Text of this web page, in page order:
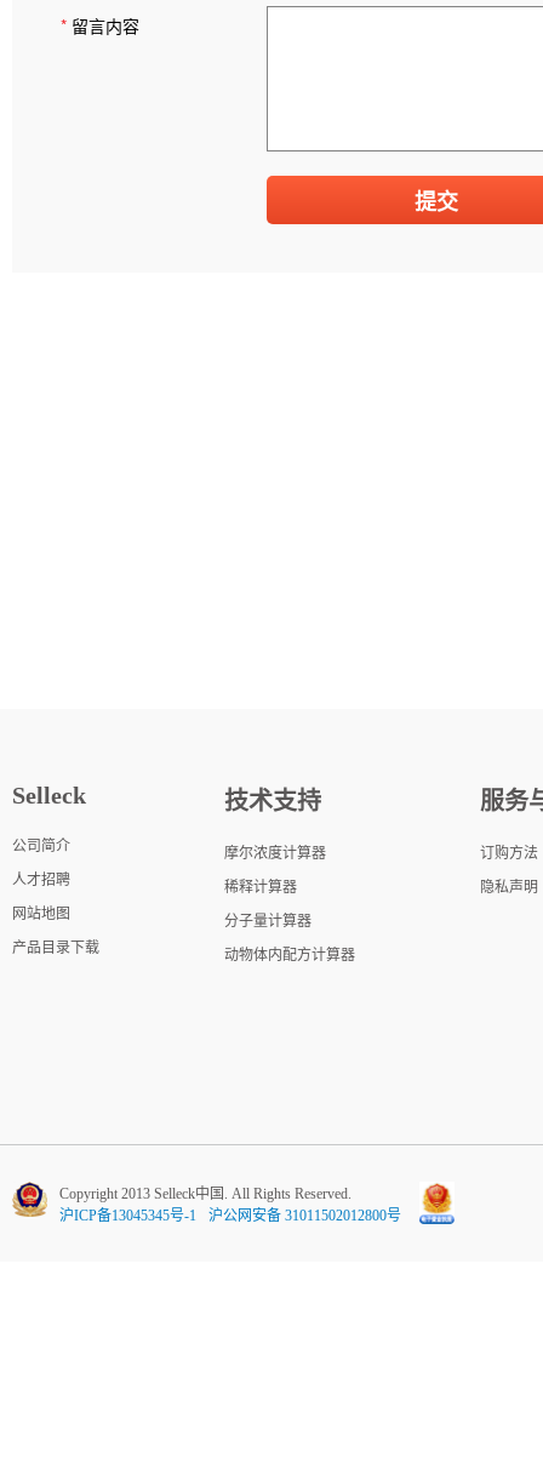
* 留言内容
Selleck
公司简介
人才招聘
网站地图
产品目录下载
技术支持
摩尔浓度计算器
稀释计算器
分子量计算器
动物体内配方计算器
服务
订购方法
隐私声明
Copyright 2013 Selleck中国. All Rights Reserved.
沪ICP备13045345号-1
沪公网安备 31011502012800号